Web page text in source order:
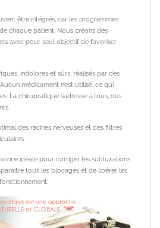
être intégrés, car les programmes
chaque patient. Nous créons des
avec pour seul objectif de favoriser
indolores et sûrs, réalisés par des
médicament n’est utilisé, ce qui
La chiropratique s’adresse à tous, des
des racines nerveuses et des filtres
idéale pour corriger les subluxations
tous les blocages et de libérer les